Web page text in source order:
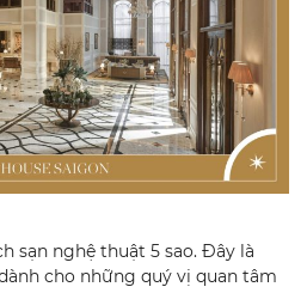
sạn nghệ thuật 5 sao. Đây là
cho những quý vị quan tâm